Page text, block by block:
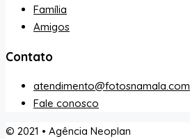
Família
Amigos
Contato
atendimento@fotosnamala.com
Fale conosco
© 2021 • Agência Neoplan